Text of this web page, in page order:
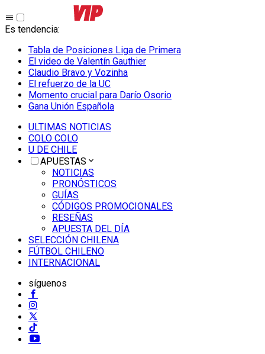
Es tendencia:
Tabla de Posiciones Liga de Primera
El video de Valentín Gauthier
Claudio Bravo y Vozinha
El refuerzo de la UC
Momento crucial para Darío Osorio
Gana Unión Española
ULTIMAS NOTICIAS
COLO COLO
U DE CHILE
APUESTAS
NOTICIAS
PRONÓSTICOS
GUÍAS
CÓDIGOS PROMOCIONALES
RESEÑAS
APUESTA DEL DÍA
SELECCIÓN CHILENA
FÚTBOL CHILENO
INTERNACIONAL
síguenos